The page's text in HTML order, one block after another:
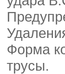
Форма
трусы.